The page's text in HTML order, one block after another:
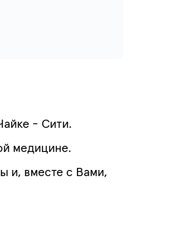
- Сити.
медицине.
и, вместе с Вами,